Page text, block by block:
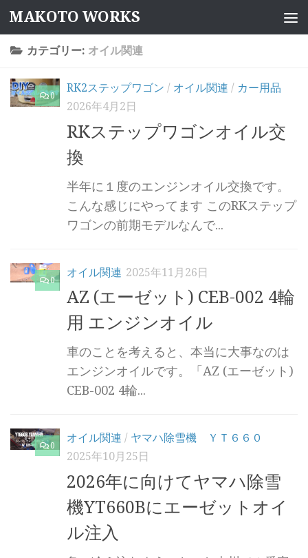
コンテンツへスキップ
MAKOTO WORKS
カテゴリー: オイル関連
0
RK2ステップワゴン / オイル関連 / カー用品
2026年4月2日
RKステップワゴンオイル交
換
半年に１度のエンジンオイル交換です。
こんな感じにやってます このRKステップ
ワゴンの前期モデルなんで...
0
オイル関連 2025年11月26日
AZ (エーゼット) CEB-002 4輪
用 エンジンオイル
車のことを考えると、本当に大事なのは
エンジンオイルです。「AZ (エーゼット)
CEB-002 4輪...
0
オイル関連 / ヤマハ除雪機 ＹＴ６６０
2025年10月25日
2026年に向けてヤマハ除雪
機YT660Bにエーゼットオイ
ル注入